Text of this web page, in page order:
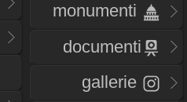
monumenti
documenti
gallerie